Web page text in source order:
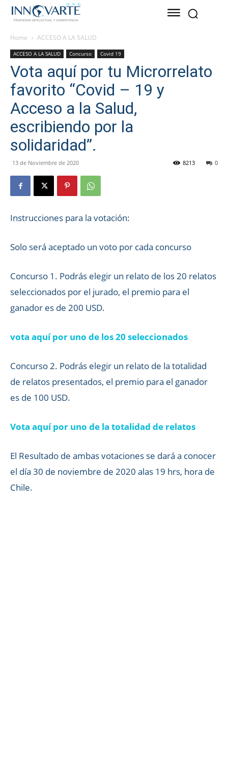
Home ACCESO A LA SALUD
ACCESO A LA SALUD Concurso Covid 19
Vota aquí por tu Microrrelato
favorito “Covid – 19 y
Acceso a la Salud,
escribiendo por la
solidaridad”.
13 de Noviembre de 2020 0
8213
Instrucciones para la votación:
Solo será aceptado un voto por cada concurso
Concurso 1. Podrás elegir un relato de los 20 relatos
seleccionados por el jurado, el premio para el
ganador es de 200 USD.
vota aquí por uno de los 20 seleccionados
Concurso 2. Podrás elegir un relato de la totalidad
de relatos presentados, el premio para el ganador
es de 100 USD.
Vota aquí por uno de la totalidad de relatos
El Resultado de ambas votaciones se dará a conocer
el día 30 de noviembre de 2020 alas 19 hrs, hora de
Chile.